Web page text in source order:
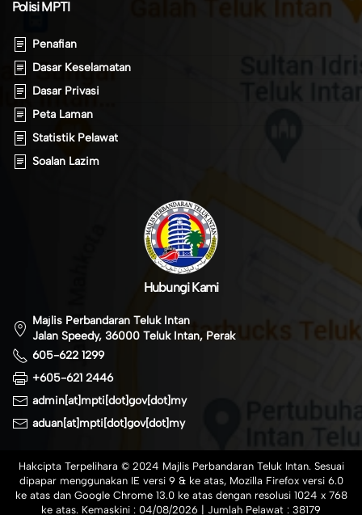
Polisi MPTI
Penafian
Dasar Keselamatan
Dasar Privasi
Peta Laman
Statistik Pelawat
Soalan Lazim
Hubungi Kami
Majlis Perbandaran Teluk Intan
Jalan Speedy, 36000 Teluk Intan, Perak
605-622 1299
+605-621 2446
admin[at]mpti[dot]gov[dot]my
aduan[at]mpti[dot]gov[dot]my
Hakcipta Terpelihara © 2024 Majlis Perbandaran Teluk Intan. Sesuai
dipapar menggunakan IE versi 9 & ke atas, Mozilla Firefox versi 6.0
ke atas dan Google Chrome 13.0 ke atas dengan resolusi 1024 x 768
ke atas. Kemaskini : 04/08/2026 | Jumlah Pelawat : 38179